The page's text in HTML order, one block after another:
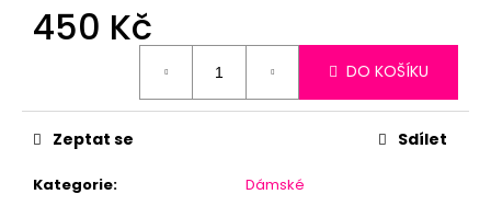
450 Kč
DO KOŠÍKU
Kategorie: Dámské
Zeptat se Sdílet